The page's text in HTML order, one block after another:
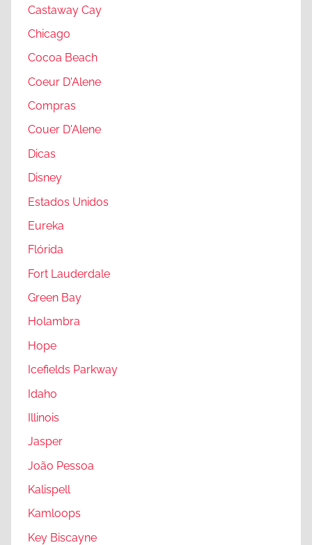
a
,
O
n
á
r
i
,
S
e
t
t
l
,
S
n
q
u
a
i
e
r
,
V
c
t
o
i
a
,
a
s
h
n
g
t
n
S
t
e
Castaway Cay
Chicago
Cocoa Beach
Coeur D'Alene
Compras
Couer D'Alene
Dicas
Disney
Estados Unidos
Eureka
Flórida
Fort Lauderdale
Green Bay
Holambra
Hope
Icefields Parkway
Idaho
Illinois
Jasper
João Pessoa
Kalispell
Kamloops
Key Biscayne